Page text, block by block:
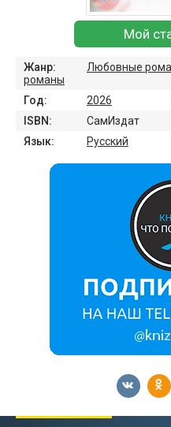
Мой
Жанр: Любовные
романы
Год:
2026
ISBN:
СамИздат
Язык:
Русский